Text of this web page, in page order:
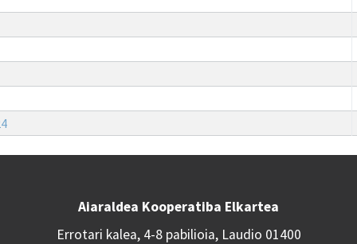
Aiaraldea Kooperatiba Elkartea
Errotari kalea, 4-8 pabilioia, Laudio 01400